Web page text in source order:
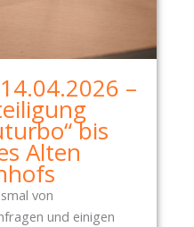
–
bis
Alten
von
und einigen